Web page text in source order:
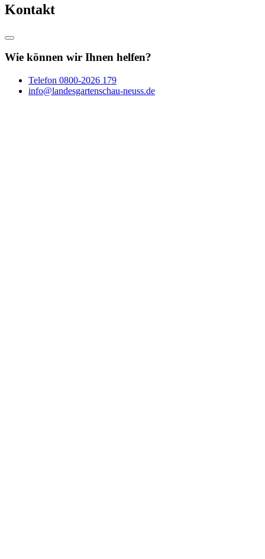
Kontakt
Wie können wir Ihnen helfen?
Telefon 0800-2026 179
info@landesgartenschau-neuss.de